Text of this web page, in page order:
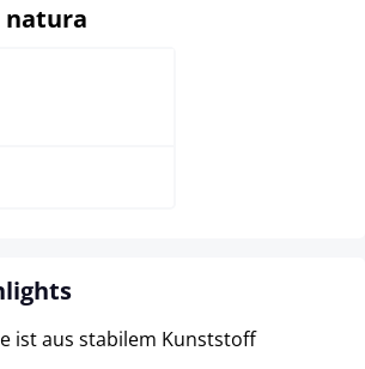
natura
ist aus stabilem Kunststoff